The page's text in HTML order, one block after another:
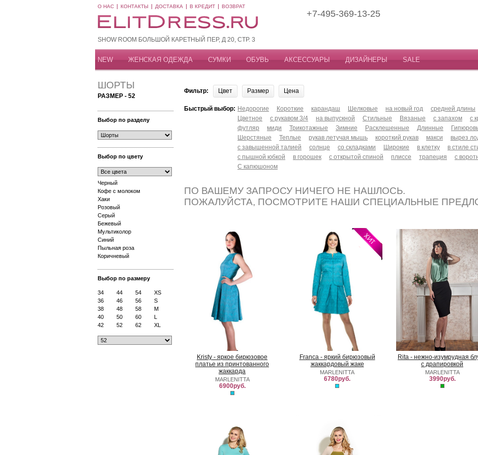
О НАС КОНТАКТЫ ДОСТАВКА В КРЕДИТ ВОЗВРАТ
SHOW ROOM БОЛЬШОЙ КАРЕТНЫЙ ПЕР, Д 20, СТР. 3
+7-495-369-13-25
NEW ЖЕНСКАЯ ОДЕЖДА СУМКИ ОБУВЬ АКСЕССУАРЫ ДИЗАЙНЕРЫ SALE
ШОРТЫ
РАЗМЕР - 52
Выбор по разделу
Выбор по цвету
Черный
Кофе с молоком
Хаки
Розовый
Серый
Бежевый
Мультиколор
Синий
Пыльная роза
Коричневый
Выбор по размеру
34 44 54
XS
36
46 56
S
38
48 58
M
40
50 60
L
42
52 62 XL
Фильтр: Цвет Размер Цена
Быстрый выбор: Недорогие Короткие карандаш Шелковые на новый год средней длины
Цветное
с рукавом 3/4 на выпускной Стильные Вязаные с запахом с
футляр
миди Трикотажные Зимние Расклешенные Длинные
Шерстяные
Теплые рукав летучая мышь короткий рукав макси вырез
с завышенной талией
солнце со складками Широкие в клетку в стиле
с пышной юбкой
в горошек с открытой спиной плиссе трапеция с
С капюшоном
ПО ВАШЕМУ ЗАПРОСУ НИЧЕГО НЕ НАШЛОСЬ.
ПОЖАЛУЙСТА, ПОСМОТРИТЕ НАШИ СПЕЦИАЛЬНЫЕ
Kristy - яркое бирюзовое
платье из принтованного
жаккарда
MARLENITTA
6900руб.
Franca - яркий бирюзовый
жаккардовый жаке
MARLENITTA
6780руб.
Rita - нежно-изумрудная
с драпировкой
MARLENITTA
3990руб.